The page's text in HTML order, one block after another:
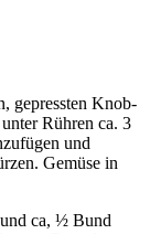
ge­pressten Knob­
Rühren ca. 3
und
Gemüse in
ca, ½ Bund